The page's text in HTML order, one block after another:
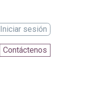
Iniciar sesión
Contáctenos